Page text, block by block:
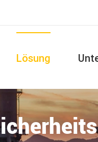
Lösung